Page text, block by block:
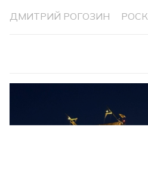
ДМИТРИЙ РОГОЗИН